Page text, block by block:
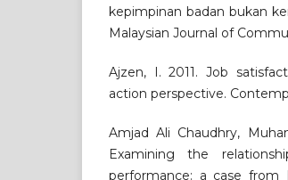
kepimpinan badan bukan
Malaysian Journal of
Ajzen, I. 2011. Job
action perspective.
Amjad Ali Chaudhry,
Examining the
performance: a case from